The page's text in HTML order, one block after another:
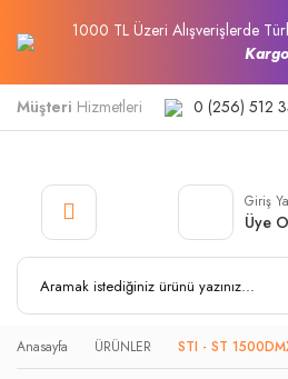
1000 TL Üzeri Alışverişlerde
Müşteri Hizmetleri 0 (256) 512
Giriş
Üye
Anasayfa ÜRÜNLER STI - ST